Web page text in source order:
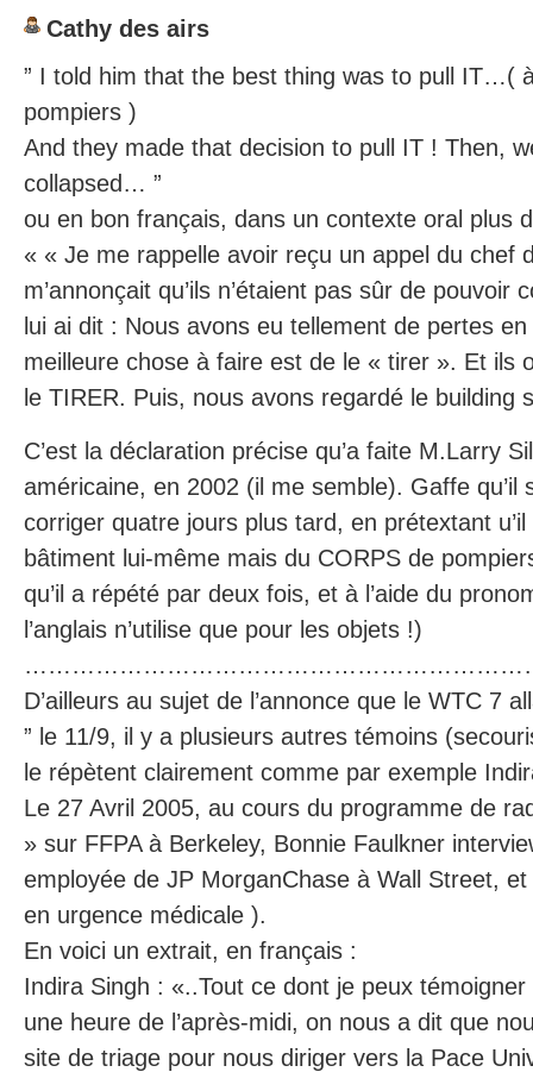
Cathy des airs
” I told him that the best thing was to pull IT…(
pompiers )
And they made that decision to pull IT ! Then,
collapsed… ”
ou en bon français, dans un contexte oral plus
« « Je me rappelle avoir reçu un appel du chef
m’annonçait qu’ils n’étaient pas sûr de pouvoir
lui ai dit : Nous avons eu tellement de pertes
meilleure chose à faire est de le « tirer ». Et ils
le TIRER. Puis, nous avons regardé le building
C’est la déclaration précise qu’a faite M.Larry
américaine, en 2002 (il me semble). Gaffe qu’il
corriger quatre jours plus tard, en prétextant u’il
bâtiment lui-même mais du CORPS de
qu’il a répété par deux fois, et à l’aide du
l’anglais n’utilise que pour les objets !)
D’ailleurs au sujet de l’annonce que le WTC 7
” le 11/9, il y a plusieurs autres témoins
le répètent clairement comme par exemple
Le 27 Avril 2005, au cours du programme de
» sur FFPA à Berkeley, Bonnie Faulkner
employée de JP MorganChase à Wall Street,
en urgence médicale ).
En voici un extrait, en français :
Indira Singh : «..Tout ce dont je peux témoigner
une heure de l’après-midi, on nous a dit que
site de triage pour nous diriger vers la Pace